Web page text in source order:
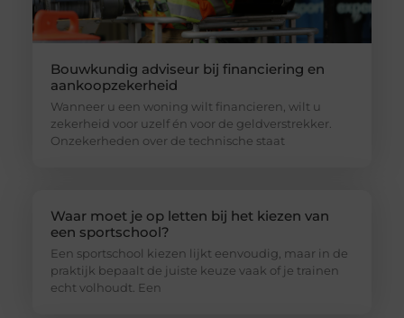
Bouwkundig adviseur bij financiering en
aankoopzekerheid
Wanneer u een woning wilt financieren, wilt u
zekerheid voor uzelf én voor de geldverstrekker.
Onzekerheden over de technische staat
Waar moet je op letten bij het kiezen van
een sportschool?
Een sportschool kiezen lijkt eenvoudig, maar in de
praktijk bepaalt de juiste keuze vaak of je trainen
echt volhoudt. Een